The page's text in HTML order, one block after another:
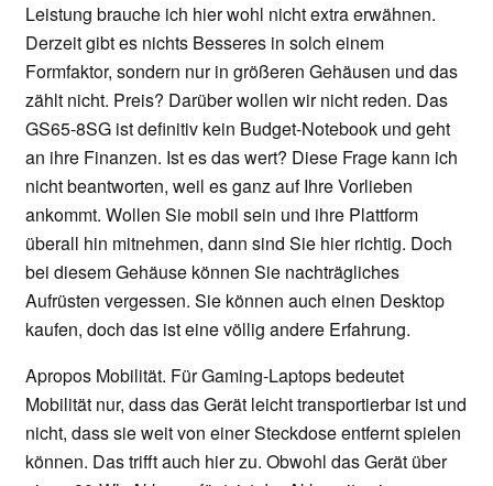
Leistung brauche ich hier wohl nicht extra erwähnen.
Derzeit gibt es nichts Besseres in solch einem
Formfaktor, sondern nur in größeren Gehäusen und das
zählt nicht. Preis? Darüber wollen wir nicht reden. Das
GS65-8SG ist definitiv kein Budget-Notebook und geht
an ihre Finanzen. Ist es das wert? Diese Frage kann ich
nicht beantworten, weil es ganz auf Ihre Vorlieben
ankommt. Wollen Sie mobil sein und ihre Plattform
überall hin mitnehmen, dann sind Sie hier richtig. Doch
bei diesem Gehäuse können Sie nachträgliches
Aufrüsten vergessen. Sie können auch einen Desktop
kaufen, doch das ist eine völlig andere Erfahrung.
Apropos Mobilität. Für Gaming-Laptops bedeutet
Mobilität nur, dass das Gerät leicht transportierbar ist und
nicht, dass sie weit von einer Steckdose entfernt spielen
können. Das trifft auch hier zu. Obwohl das Gerät über